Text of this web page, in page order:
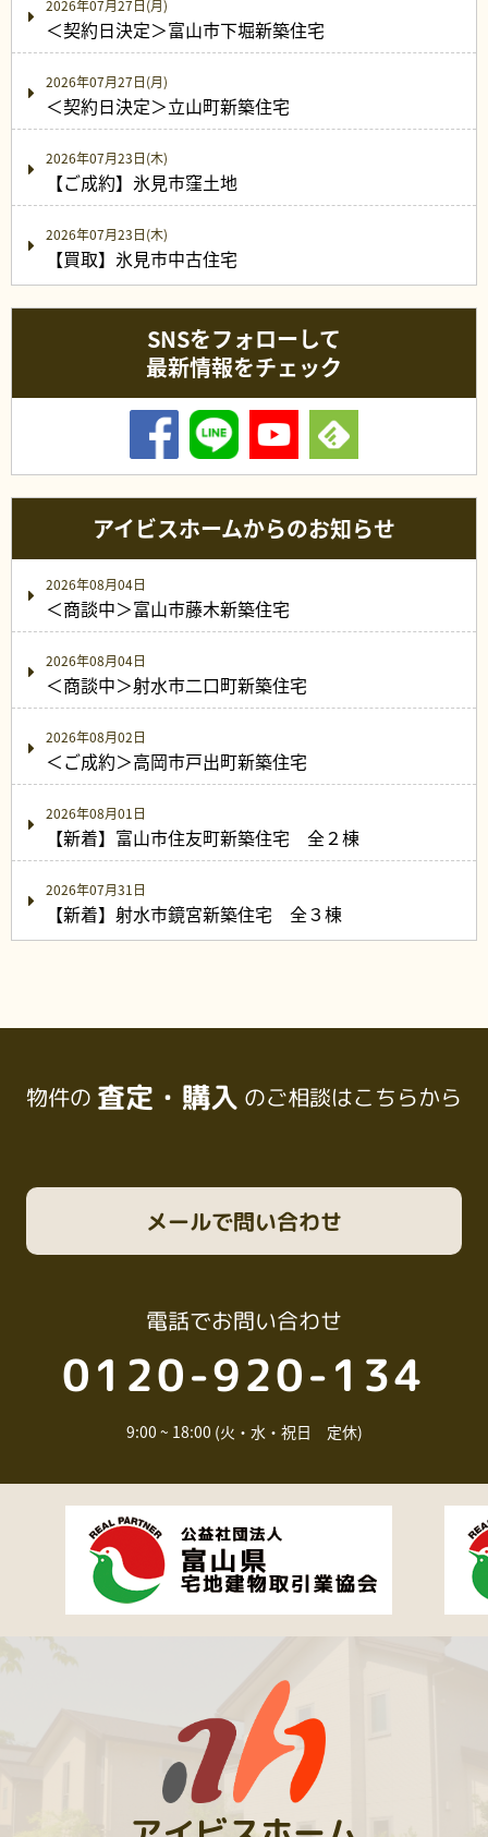
2026年07月27日(月)
＜契約日決定＞富山市下堀新築住宅
2026年07月27日(月)
＜契約日決定＞立山町新築住宅
2026年07月23日(木)
【ご成約】氷見市窪土地
2026年07月23日(木)
【買取】氷見市中古住宅
SNSをフォローして
最新情報をチェック
アイビスホームからのお知らせ
2026年08月04日
＜商談中＞富山市藤木新築住宅
2026年08月04日
＜商談中＞射水市二口町新築住宅
2026年08月02日
＜ご成約＞高岡市戸出町新築住宅
2026年08月01日
【新着】富山市住友町新築住宅 全２棟
2026年07月31日
【新着】射水市鏡宮新築住宅 全３棟
物件の 査定・購入 のご相談はこちらから
電話でお問い合わせ
0120-920-134
9:00 ~ 18:00 (火・水・祝日 定休)
メールで問い合わせ